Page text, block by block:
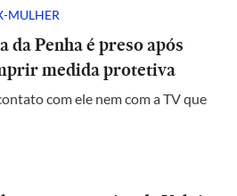
MULHER
Penha é preso após
medida protetiva
com ele nem com a TV que